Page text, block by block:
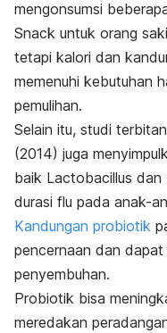
mengonsumsi
Snack untuk orang
tetapi kalori dan
memenuhi kebutuhan
pemulihan.
Selain itu, studi terbitan
(2014) juga
baik Lactobacillus dan
durasi flu pada anak-
Kandungan probiotik
pencernaan dan
penyembuhan.
Probiotik bisa
meredakan